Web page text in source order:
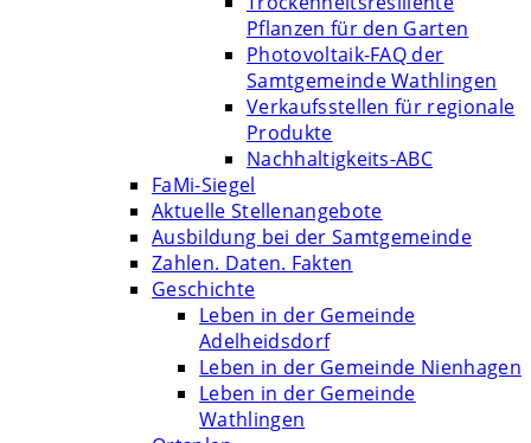
Pflanzen für den Garten
Photovoltaik-FAQ der
Samtgemeinde Wathlingen
Verkaufsstellen für regionale
Produkte
Nachhaltigkeits-ABC
FaMi-Siegel
Aktuelle Stellenangebote
Ausbildung bei der Samtgemeinde
Zahlen. Daten. Fakten
Geschichte
Leben in der Gemeinde
Adelheidsdorf
Leben in der Gemeinde Nienhagen
Leben in der Gemeinde
Wathlingen